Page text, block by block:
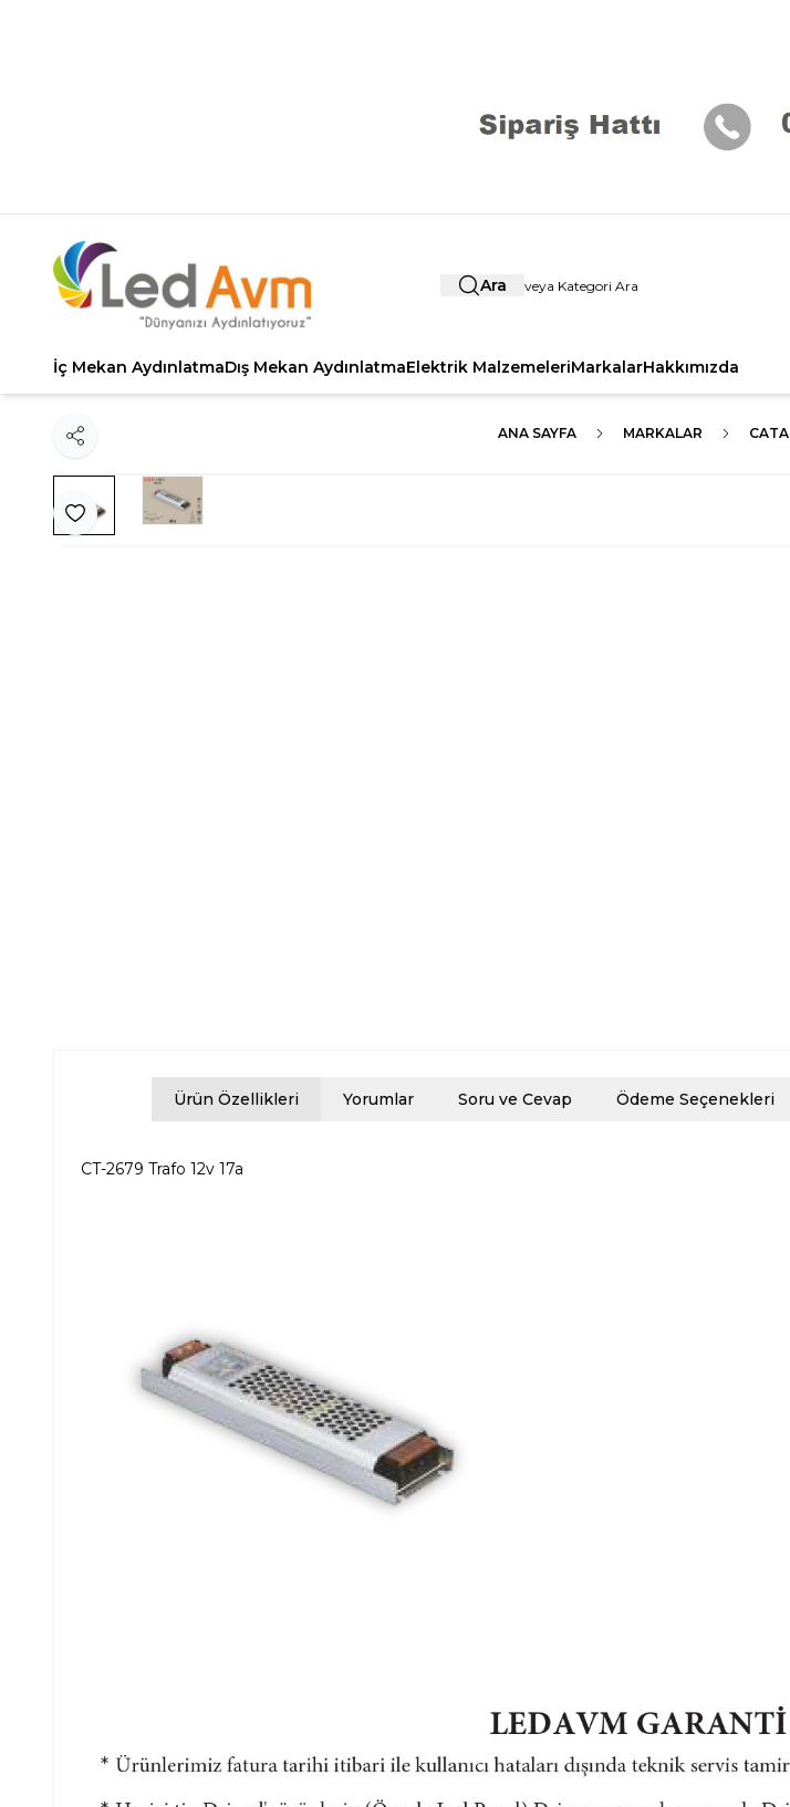
Ara
İç Mekan AydınlatmaDış Mekan AydınlatmaElektrik MalzemeleriMarkalarHakkımızda
ANA SAYFA MARKALAR CATA
Favoriye Ekle
Paylaş
Ürün Özellikleri Yorumlar Soru ve Cevap Ödeme Seçenekleri
CT-2679 Trafo 12v 17a